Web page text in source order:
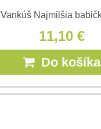
Vankúš Najmilšia
11,10 €
Do košíka